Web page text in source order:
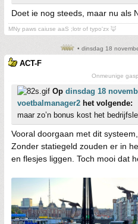
Doet ie nog steeds, maar nu als
MNy paws caiuse aaS ;lotr of typo'zx 🦊
• dinsdag 18
ACT-F
Onmeunige
Op dinsdag 18
voetbalmanager2 het volgende:
maar zo’n bonus kost het
Vooral doorgaan met dit
Zonder statiegeld zouden er in
en flesjes liggen. Toch mooi dat